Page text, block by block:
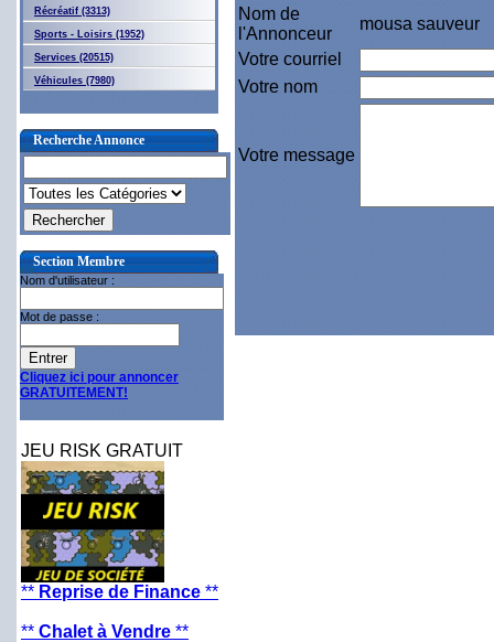
Récréatif (3313)
Sports - Loisirs (1952)
Services (20515)
Véhicules (7980)
Recherche Annonce
Section Membre
Nom d'utilisateur :
Mot de passe :
Cliquez ici pour annoncer
GRATUITEMENT!
JEU RISK GRATUIT
** Reprise de Finance **
** Chalet à Vendre **
Nom de
l'Annonceur
mousa sauveur
Votre courriel
Votre nom
Votre message